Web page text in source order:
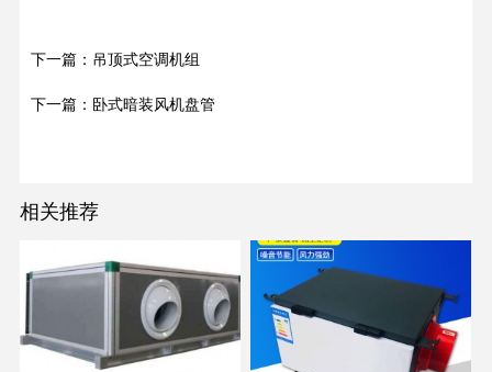
下一篇：吊顶式空调机组
下一篇：卧式暗装风机盘管
相关推荐